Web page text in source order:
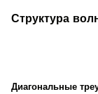
Структура
Диагональные